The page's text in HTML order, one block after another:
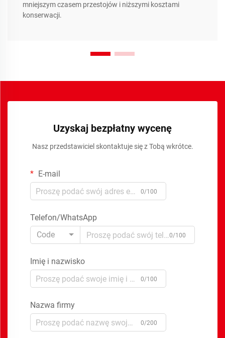
mniejszym czasem przestojów i niższymi kosztami
konserwacji.
Uzyskaj bezpłatny wycenę
Nasz przedstawiciel skontaktuje się z Tobą wkrótce.
E-mail
0/100
Telefon/WhatsApp
Code
0/100
Imię i nazwisko
0/100
Nazwa firmy
0/200